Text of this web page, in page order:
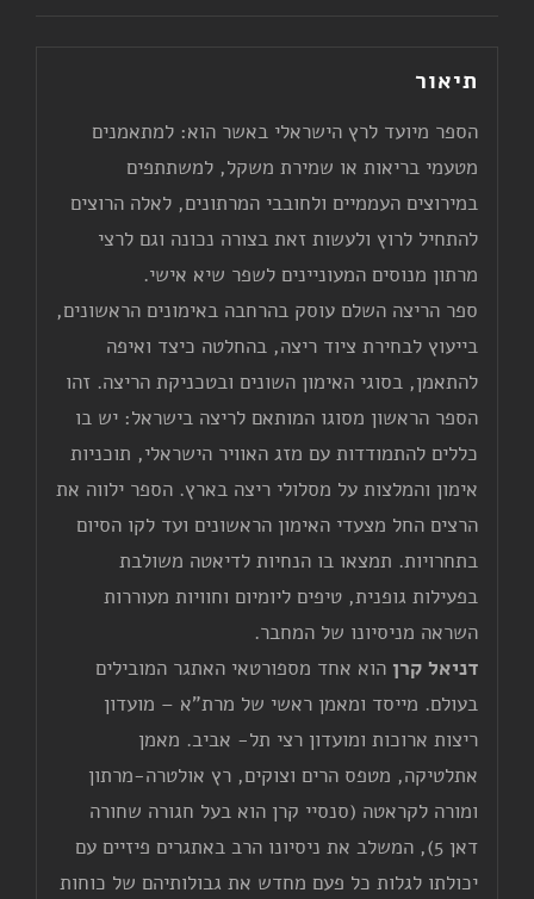
תיאור
הספר מיועד לרץ הישראלי באשר הוא: למתאמנים
מטעמי בריאות או שמירת משקל, למשתתפים
במירוצים העממיים ולחובבי המרתונים, לאלה הרוצים
להתחיל לרוץ ולעשות זאת בצורה נכונה וגם לרצי
מרתון מנוסים המעוניינים לשפר שיא אישי.
ספר הריצה השלם עוסק בהרחבה באימונים הראשונים,
בייעוץ לבחירת ציוד ריצה, בהחלטה כיצד ואיפה
להתאמן, בסוגי האימון השונים ובטכניקת הריצה. זהו
הספר הראשון מסוגו המותאם לריצה בישראל: יש בו
כללים להתמודדות עם מזג האוויר הישראלי, תוכניות
אימון והמלצות על מסלולי ריצה בארץ. הספר ילווה את
הרצים החל מצעדי האימון הראשונים ועד לקו הסיום
בתחרויות. תמצאו בו הנחיות לדיאטה משולבת
בפעילות גופנית, טיפים ליומיום וחוויות מעוררות
השראה מניסיונו של המחבר.
דניאל קרן הוא אחד מספורטאי האתגר המובילים
בעולם. מייסד ומאמן ראשי של מרת"א – מועדון
ריצות ארוכות ומועדון רצי תל- אביב. מאמן
אתלטיקה, מטפס הרים וצוקים, רץ אולטרה-מרתון
ומורה לקראטה (סנסיי קרן הוא בעל חגורה שחורה
דאן 5), המשלב את ניסיונו הרב באתגרים פיזיים עם
יכולתו לגלות כל פעם מחדש את גבולותיהם של כוחות